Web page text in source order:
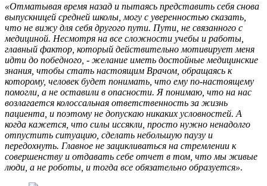
«Отматывая время назад и пытаясь представить себя снова
выпускницей средней школы, могу с уверенностью сказать,
что не вижу для себя другого пути. Пути, не связанного с
медициной. Несмотря на все сложности учебы и работы,
главный фактор, который действительно мотивирует меня
идти до победного, - желание иметь достойные медицинские
знания, чтобы стать настоящим Врачом, обращаясь к
которому, человек будет понимать, что ему по-настоящему
помогли, а не оставили в опасности. Я понимаю, что на нас
возлагается колоссальная ответственность за жизнь
пациента, и поэтому не допускаю никаких условностей. А
когда кажется, что силы иссякли, просто нужно ненадолго
отпустить ситуацию, сделать небольшую паузу и
передохнуть. Главное не зацикливаться на стремлении к
совершенству и отдавать себе отчет в том, что мы живые
люди, а не роботы, и тогда все обязательно образуется».